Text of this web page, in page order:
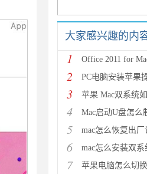
大家感兴趣的内
1 Office 2011 for Mac 安
2 PC电脑安装苹果操作系
3 苹果 Mac双系统如何切换
4 Mac启动U盘怎么制作 u盘
5 mac怎么恢复出厂设置？
6 mac怎么安装双系统 苹
7 苹果电脑怎么切换输入法